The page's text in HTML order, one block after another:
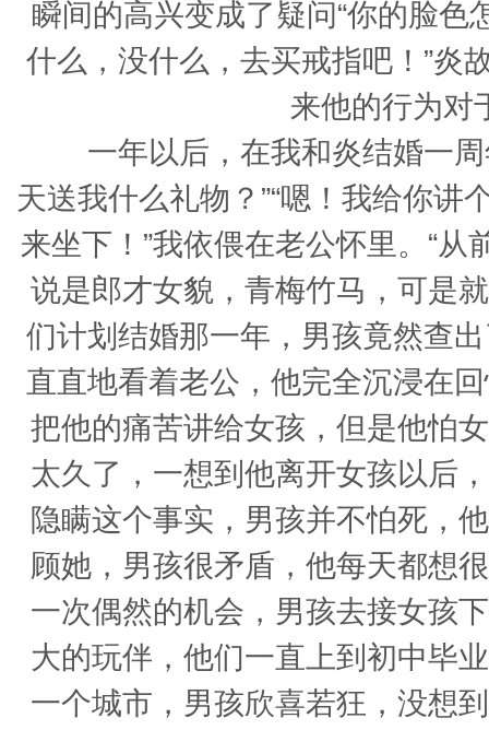
瞬间的高兴变成了疑问“你的脸色
什么，没什么，去买戒指吧！”炎
来他的行为对
一年以后，在我和炎结婚一周
天送我什么礼物？”“嗯！我给你讲
来坐下！”我依偎在老公怀里。“
说是郎才女貌，青梅竹马，可是
们计划结婚那一年，男孩竟然查
直直地看着老公，他完全沉浸在
把他的痛苦讲给女孩，但是他怕
太久了，一想到他离开女孩以后
隐瞒这个事实，男孩并不怕死，
顾她，男孩很矛盾，他每天都想
一次偶然的机会，男孩去接女孩
大的玩伴，他们一直上到初中毕
一个城市，男孩欣喜若狂，没想